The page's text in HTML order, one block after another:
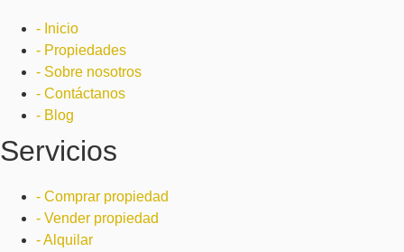
- Inicio
- Propiedades
- Sobre nosotros
- Contáctanos
- Blog
Servicios
- Comprar propiedad
- Vender propiedad
- Alquilar